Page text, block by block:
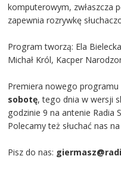
komputerowym, zwłaszcza
zapewnia rozrywkę
Program tworzą: Ela
Michał Król, Kacper
Premiera nowego
sobotę, tego dnia w wersji
godzinie 9 na antenie Radia
Polecamy też słuchać nas na
Pisz do nas: